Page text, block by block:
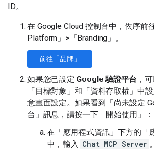
ID。
在 Google Cloud 控制台中，依序前
Platform」 > 「Branding」 。
前往「品牌」
如果您已設定 Google 驗證平台 ，
「目標對象」 和「資料存取權」 中
意畫面設定。如果看到「尚未設定
台」 訊息，請按一下「開始使用」
：
在「應用程式資訊」 下方的「
中，輸入 Chat MCP Server 。